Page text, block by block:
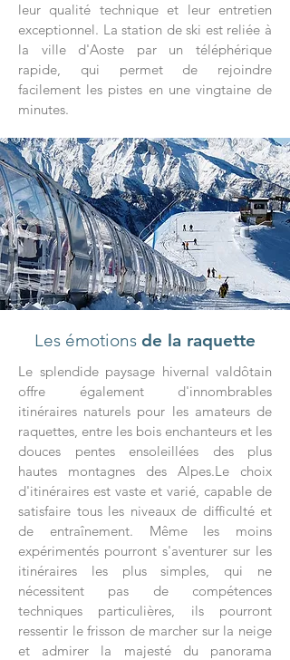
leur qualité technique et leur entretien
exceptionnel. La station de ski est reliée à
la ville d'Aoste par un téléphérique
rapide, qui permet de rejoindre
facilement les pistes en une vingtaine de
minutes.
Les émotions de la raquette
Le splendide paysage hivernal valdôtain
offre également d'innombrables
itinéraires naturels pour les amateurs de
raquettes, entre les bois enchanteurs et les
douces pentes ensoleillées des plus
hautes montagnes des Alpes.Le choix
d'itinéraires est vaste et varié, capable de
satisfaire tous les niveaux de difficulté et
de entraînement. Même les moins
expérimentés pourront s'aventurer sur les
itinéraires les plus simples, qui ne
nécessitent pas de compétences
techniques particulières, ils pourront
ressentir le frisson de marcher sur la neige
et admirer la majesté du panorama